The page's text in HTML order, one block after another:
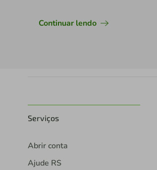
Continuar lendo
Serviços
Abrir conta
Ajude RS